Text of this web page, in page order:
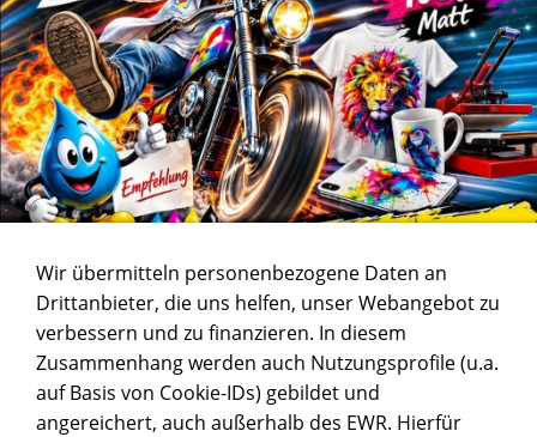
Wir übermitteln personenbezogene Daten an
Drittanbieter, die uns helfen, unser Webangebot zu
verbessern und zu finanzieren. In diesem
Zusammenhang werden auch Nutzungsprofile (u.a.
auf Basis von Cookie-IDs) gebildet und
angereichert, auch außerhalb des EWR. Hierfür